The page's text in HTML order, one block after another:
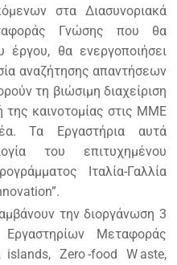
στα Διασυνοριακά
Γνώσης που θα
έργου, θα ενεργοποιήσει
αναζήτησης απαντήσεων
τη βιώσιμη διαχείριση
της καινοτομίας στις ΜΜΕ
Τα Εργαστήρια αυτά
του επιτυχημένου
Ιταλία-Γαλλία
την διοργάνωση 3
Μεταφοράς
islands, Zero-food W aste,